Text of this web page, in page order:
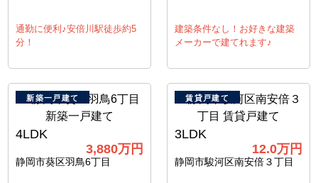
通勤に便利♪安倍川駅徒歩約5
分！
建築条件なし！お好きな建築
メーカーで建てれます♪
新築一戸建て
4LDK
3,880万円
静岡市葵区羽鳥6丁目
賃貸戸建て
3LDK
12.0万円
静岡市駿河区南安倍３丁目